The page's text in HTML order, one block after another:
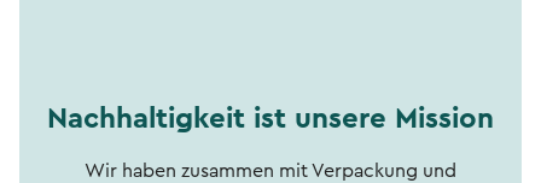
Nachhaltigkeit ist unsere Mission
Wir haben zusammen mit Verpackung und